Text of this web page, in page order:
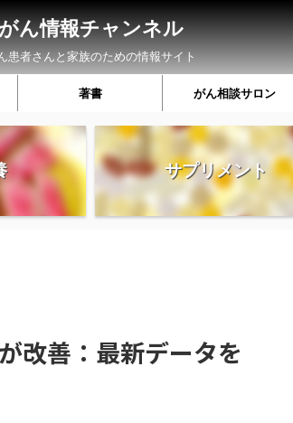
ん情報チャンネル
患者さんと家族のための情報サイト
著書 がん相談サロン
サプリメント
改善：最新データを